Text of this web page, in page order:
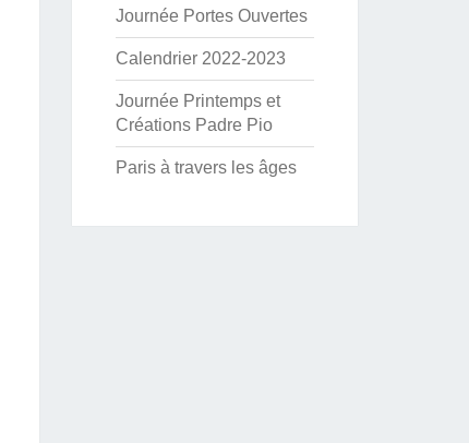
Journée Portes Ouvertes
Calendrier 2022-2023
Journée Printemps et
Créations Padre Pio
Paris à travers les âges